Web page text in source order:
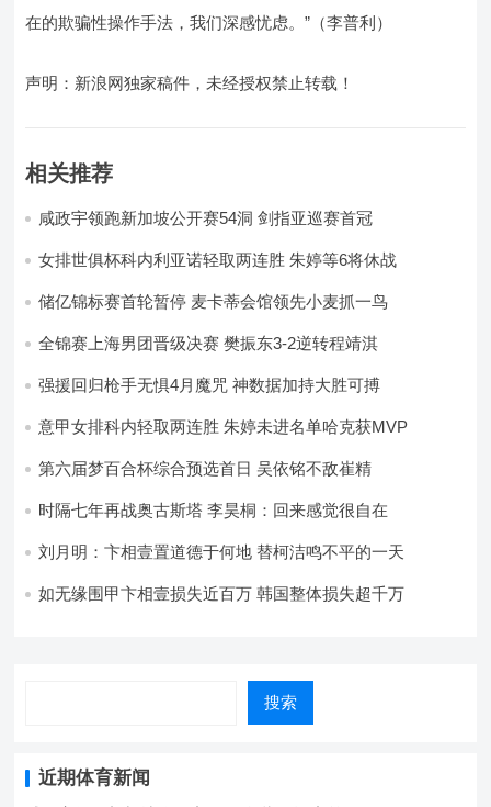
在的欺骗性操作手法，我们深感忧虑。”（李普利）
声明：新浪网独家稿件，未经授权禁止转载！
相关推荐
咸政宇领跑新加坡公开赛54洞 剑指亚巡赛首冠
女排世俱杯科内利亚诺轻取两连胜 朱婷等6将休战
储亿锦标赛首轮暂停 麦卡蒂会馆领先小麦抓一鸟
全锦赛上海男团晋级决赛 樊振东3-2逆转程靖淇
强援回归枪手无惧4月魔咒 神数据加持大胜可搏
意甲女排科内轻取两连胜 朱婷未进名单哈克获MVP
第六届梦百合杯综合预选首日 吴依铭不敌崔精
时隔七年再战奥古斯塔 李昊桐：回来感觉很自在
刘月明：卞相壹置道德于何地 替柯洁鸣不平的一天
如无缘围甲卞相壹损失近百万 韩国整体损失超千万
搜索
近期体育新闻